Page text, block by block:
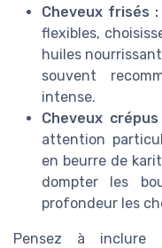
Cheveux frisés :
flexibles,
huiles
souvent
intense.
Cheveux
attention
en beurre de
dompter les
profondeur les
Pensez à inclure